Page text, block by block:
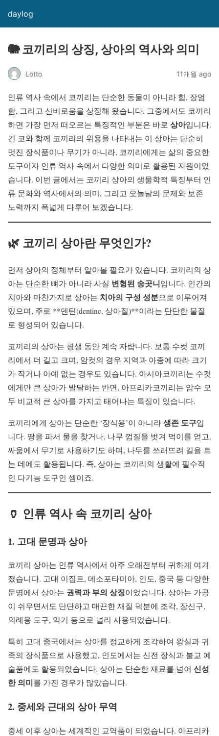
daylog
🐘 코끼리의 상징, 상아의 역사와 의미
Lotto 11개월 ago
인류 역사 속에서 코끼리는 단순한 동물이 아니라 힘, 장엄
함, 그리고 신비로움을 상징해 왔습니다. 그중에서도 코끼리
하면 가장 먼저 떠오르는 특징적인 부분은 바로 상아입니다.
긴 코와 함께 코끼리의 위용을 나타내는 이 상아는 단순히
멋진 장식품이나 무기가 아니라, 코끼리에게는 삶의 중요한
도구이자 인류 역사 속에서 다양한 의미로 활용된 자원이었
습니다. 이번 글에서는 코끼리 상아의 생물학적 특징부터 인
류 문화와 역사에서의 의미, 그리고 오늘날의 문제와 보존
노력까지 폭넓게 다루어 보겠습니다.
🌿 코끼리 상아란 무엇인가?
먼저 상아의 정체부터 알아볼 필요가 있습니다. 코끼리의 상
아는 단순한 뼈가 아니라 사실 변형된 송곳니입니다. 인간의
치아와 마찬가지로 상아는 치아의 구성 성분으로 이루어져
있으며, 주로 **덴틴(dentine, 상아질)**이라는 단단한 물질
로 형성되어 있습니다.
코끼리의 상아는 평생 동안 계속 자랍니다. 보통 수컷 코끼
리에서 더 길고 크며, 암컷의 경우 지역과 아종에 따라 크기
가 작거나 아예 없는 경우도 있습니다. 아시아코끼리는 수컷
에게만 큰 상아가 발달하는 반면, 아프리카코끼리는 암수 모
두 비교적 큰 상아를 가지고 태어나는 특징이 있습니다.
코끼리에게 상아는 단순한 ‘장식용’이 아니라생존 도구입
니다. 땅을 파서 물을 찾거나, 나무 껍질을 벗겨 먹이를 얻고,
싸움에서 무기로 사용하기도 하며, 나무를 쓰러뜨려 길을 트
는 데에도 활용됩니다. 즉, 상아는 코끼리의 생활에 필수적
인 다기능 도구인 셈이죠.
🏺 인류 역사 속 코끼리 상아
1. 고대 문명과 상아
코끼리 상아는 인류 역사에서 아주 오래전부터 귀하게 여겨
졌습니다. 고대 이집트, 메소포타미아, 인도, 중국 등 다양한
문명에서 상아는 권력과 부의 상징이었습니다. 상아는 가공
이 쉬우면서도 단단하고 매끈한 재질 덕분에 조각, 장신구,
의례용 도구, 악기 등으로 널리 사용되었습니다.
특히 고대 중국에서는 상아를 정교하게 조각하여 왕실과 귀
족의 장식품으로 사용했고, 인도에서는 신전 장식과 불교 예
술품에도 활용되었습니다. 상아는 단순한 재료를 넘어 신성
한 의미를 가진 경우가 많았습니다.
2. 중세와 근대의 상아 무역
중세 이후 상아는 세계적인 교역품이 되었습니다. 아프리카